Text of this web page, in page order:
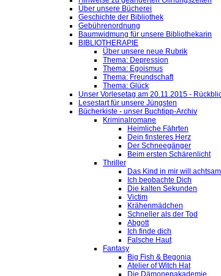
Über unsere Bücherei
Geschichte der Bibliothek
Gebührenordnung
Baumwidmung für unsere Bibliothekarin
BIBLIOTHERAPIE
Über unsere neue Rubrik
Thema: Depression
Thema: Egoismus
Thema: Freundschaft
Thema: Glück
Unser Vorlesetag am 20.11.2015 -
Lesestart für unsere Jüngsten
Bücherkiste - unser Buchtipp-Archiv
Kriminalromane
Heimliche Fährten
Dein finsteres Herz
Der Schneegänger
Beim ersten Schärenlicht
Thriller
Das Kind in mir will
Ich beobachte Dich
Die kalten Sekunden
Victim
Krähenmädchen
Schneller als der Tod
Abgott
Ich finde dich
Falsche Haut
Fantasy
Big Fish & Begonia
Atelier of Witch Hat
Die Dämonenakademie